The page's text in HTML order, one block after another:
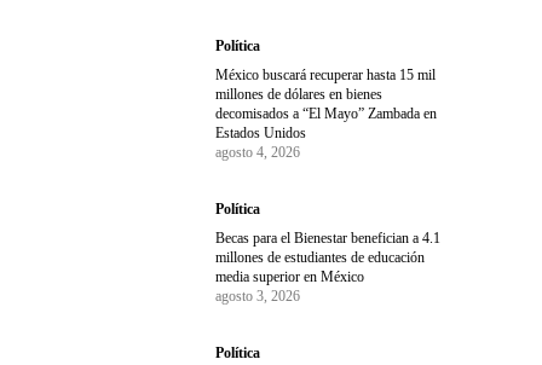
Política
México buscará recuperar hasta 15 mil
millones de dólares en bienes
decomisados a “El Mayo” Zambada en
Estados Unidos
agosto 4, 2026
Política
Becas para el Bienestar benefician a 4.1
millones de estudiantes de educación
media superior en México
agosto 3, 2026
Política